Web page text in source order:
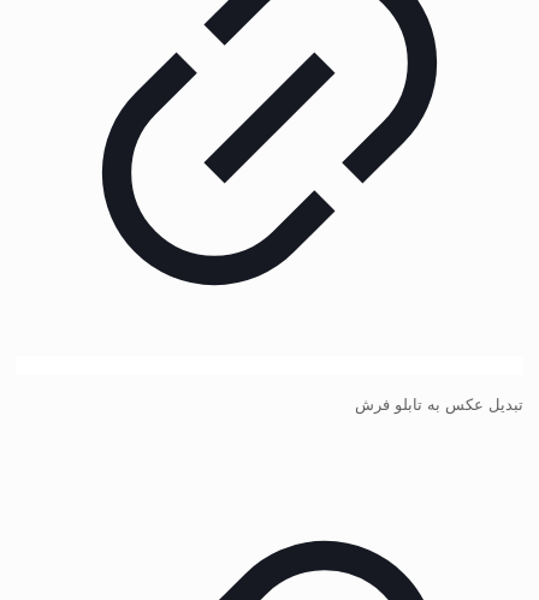
تبدیل عکس به تابلو فرش